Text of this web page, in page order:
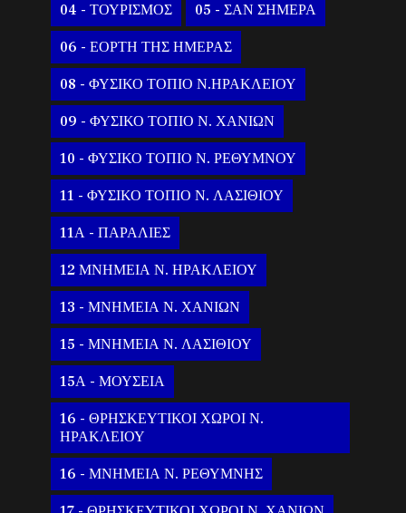
04 - ΤΟΥΡΙΣΜΟΣ 05 - ΣΑΝ ΣΗΜΕΡΑ
06 - ΕΟΡΤΗ ΤΗΣ ΗΜΕΡΑΣ
08 - ΦΥΣΙΚΟ ΤΟΠΙΟ Ν.ΗΡΑΚΛΕΙΟΥ
09 - ΦΥΣΙΚΟ ΤΟΠΙΟ Ν. ΧΑΝΙΩΝ
10 - ΦΥΣΙΚΟ ΤΟΠΙΟ Ν. ΡΕΘΥΜΝΟΥ
11 - ΦΥΣΙΚΟ ΤΟΠΙΟ Ν. ΛΑΣΙΘΙΟΥ
11Α - ΠΑΡΑΛΙΕΣ
12 ΜΝΗΜΕΙΑ Ν. ΗΡΑΚΛΕΙΟΥ
13 - ΜΝΗΜΕΙΑ Ν. ΧΑΝΙΩΝ
15 - ΜΝΗΜΕΙΑ Ν. ΛΑΣΙΘΙΟΥ
15Α - ΜΟΥΣΕΙΑ
16 - ΘΡΗΣΚΕΥΤΙΚΟΙ ΧΩΡΟΙ Ν.
ΗΡΑΚΛΕΙΟΥ
16 - ΜΝΗΜΕΙΑ Ν. ΡΕΘΥΜΝΗΣ